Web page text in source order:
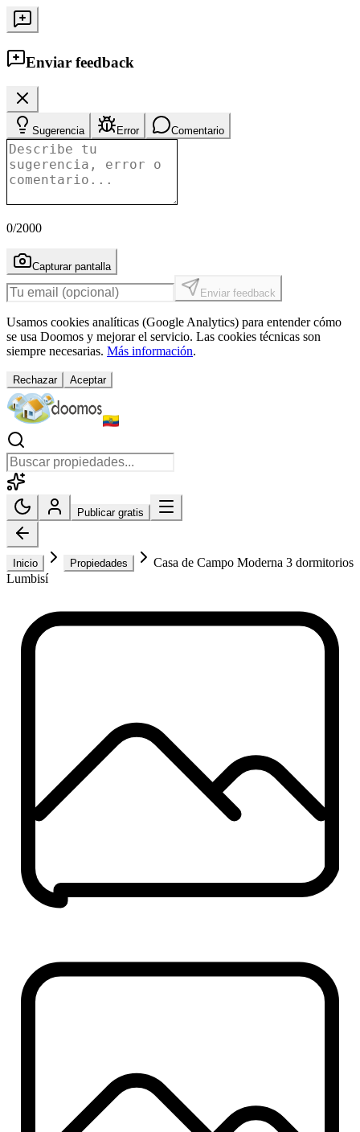
Enviar feedback
Sugerencia Error Comentario
0/2000
Capturar pantalla
Enviar feedback
Usamos cookies analíticas (Google Analytics) para entender cómo
se usa Doomos y mejorar el servicio. Las cookies técnicas son
siempre necesarias. Más información.
Rechazar Aceptar
Publicar gratis
Inicio Propiedades
Casa de Campo Moderna 3 dormitorios
Lumbisí